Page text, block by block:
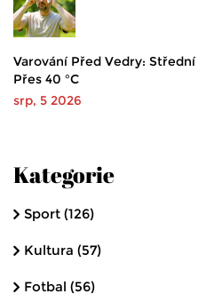
Varování Před Vedry:
Přes 40 °C
srp, 5 2026
Kategorie
Sport (126)
Kultura (57)
Fotbal (56)